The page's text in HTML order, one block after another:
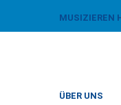
MUSIZIEREN
ÜBER UNS